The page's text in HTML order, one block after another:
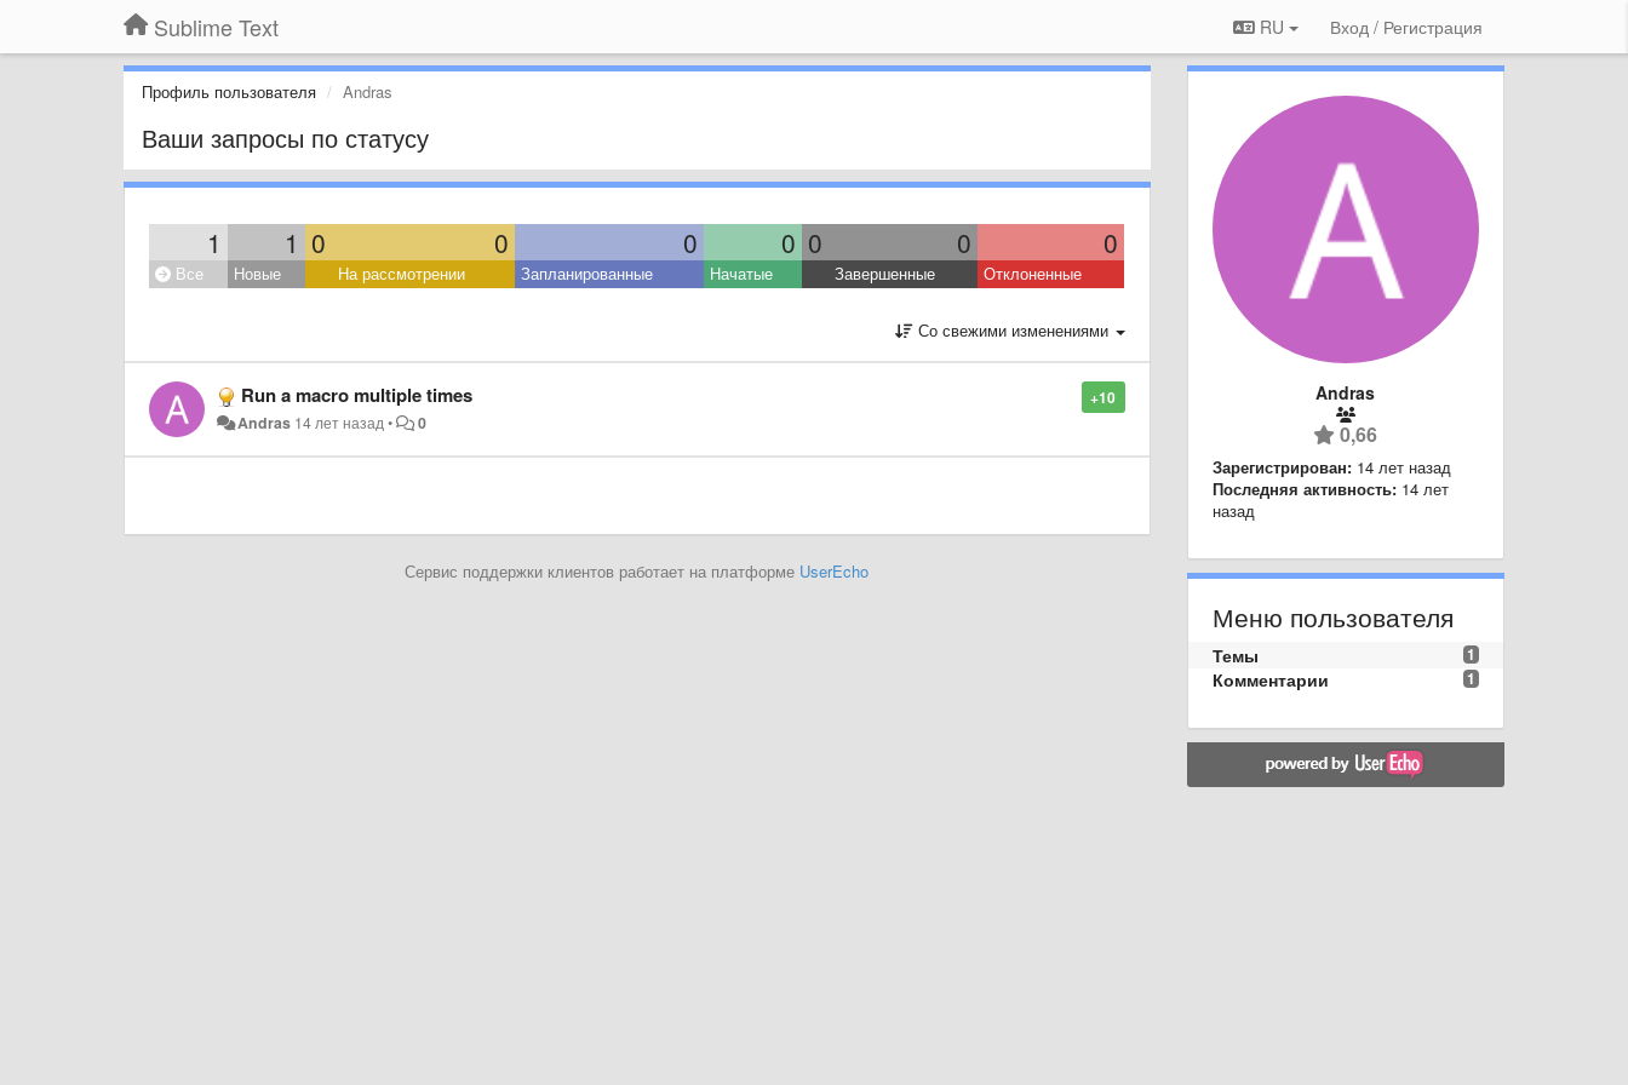
Sublime Text RU Вход / Регистрация
Профиль пользователя Andras
Ваши запросы по статусу
1 1 0 0 0 0 0 0 0
Все Новые На рассмотрении Запланированные Начатые Завершенные Отклоненные
Со свежими изменениями
+10
Run a macro multiple times
Andras 14 лет назад• 0
Сервис поддержки клиентов работает на платформе UserEcho
Andras
0,66
Зарегистрирован: 14 лет назад
Последняя активность: 14 лет
назад
Меню пользователя
1
Темы
1
Комментарии